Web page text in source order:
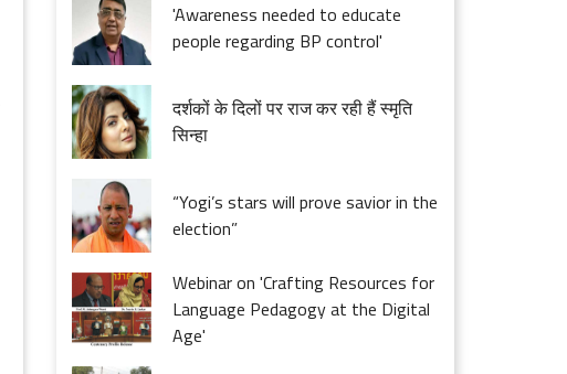
'Awareness needed to educate
people regarding BP control'
दर्शकों के दिलों पर राज कर रही हैं स्मृति
सिन्हा
“Yogi’s stars will prove savior in the
election”
Webinar on 'Crafting Resources for
Language Pedagogy at the Digital
Age'